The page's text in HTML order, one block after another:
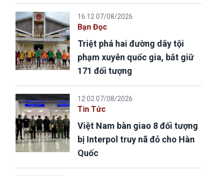
16:12 07/08/2026
Bạn Đọc
Triệt phá hai đường dây tội
phạm xuyên quốc gia, bắt giữ
171 đối tượng
12:02 07/08/2026
Tin Tức
Việt Nam bàn giao 8 đối tượng
bị Interpol truy nã đỏ cho Hàn
Quốc